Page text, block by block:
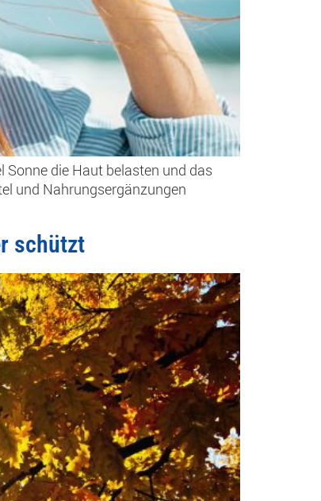
die Haut belasten und das
und Nahrungsergänzungen
schützt